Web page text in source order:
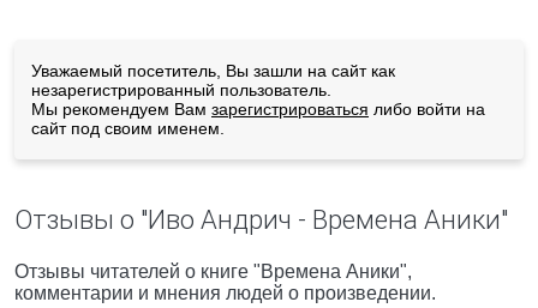
Уважаемый посетитель, Вы зашли на сайт как
незарегистрированный пользователь.
Мы рекомендуем Вам зарегистрироваться либо войти на
сайт под своим именем.
Отзывы о "Иво Андрич - Времена Аники"
Отзывы читателей о книге "Времена Аники",
комментарии и мнения людей о произведении.